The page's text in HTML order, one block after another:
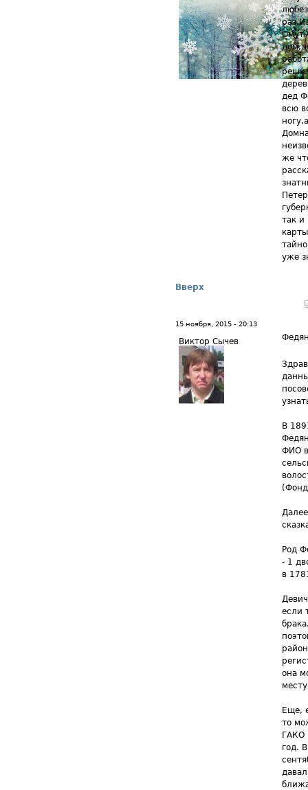
дед
всю
же
так и
уже
Вверх
15 ноября, 2015 - 20:13
Виктор Сычев
В
ФИО
Род
- 1
в
если
она
Еще,
то
ГАКО
год.